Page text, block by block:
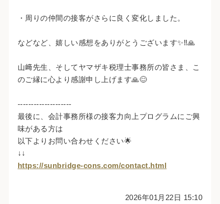
・周りの仲間の接客がさらに良く変化しました。
などなど、嬉しい感想をありがとうございます✨‼️🙏
山﨑先生、そしてヤマザキ税理士事務所の皆さま、こ
のご縁に心より感謝申し上げます🙏😊
--------------------
最後に、会計事務所様の接客力向上プログラムにご興
味がある方は
以下よりお問い合わせください🌟
↓↓
https://sunbridge-cons.com/contact.html
2026年01月22日 15:10